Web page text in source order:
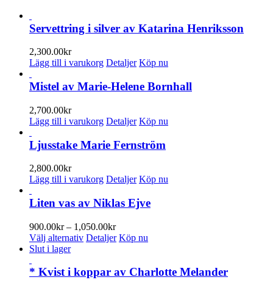
Servettring i silver av Katarina Henriksson
2,300.00kr
Lägg till i varukorg Detaljer Köp nu
Mistel av Marie-Helene Bornhall
2,700.00kr
Lägg till i varukorg Detaljer Köp nu
Ljusstake Marie Fernström
2,800.00kr
Lägg till i varukorg Detaljer Köp nu
Liten vas av Niklas Ejve
900.00kr – 1,050.00krPrisintervall:
900.00kr
Välj alternativ Den
har
flera
Detaljer Köp nu
Slut i lager
* Kvist i koppar av Charlotte Melander